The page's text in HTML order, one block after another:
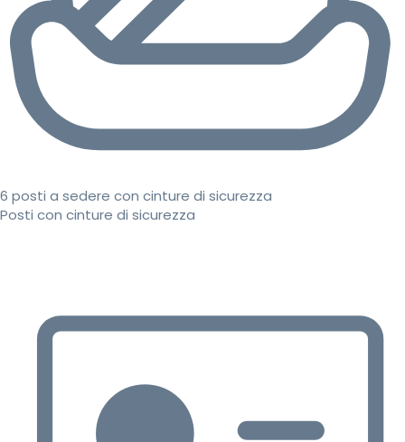
6 posti a sedere con cinture di sicurezza
Posti con cinture di sicurezza